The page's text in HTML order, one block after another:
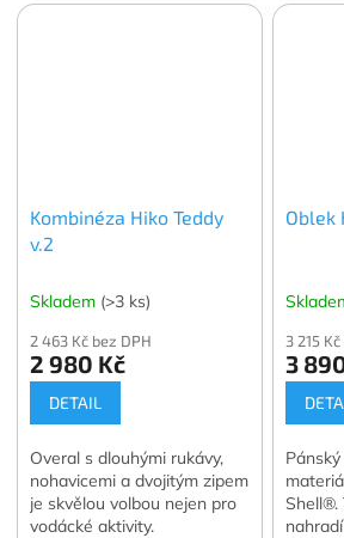
Kombinéza Hiko Teddy
v.2
Skladem (>3 ks)
2 463 Kč bez DPH
2 980 Kč
DETAIL
Overal s dlouhými rukávy,
nohavicemi a dvojitým zipem
je skvělou volbou nejen pro
vodácké aktivity.
Oblek
3 215
3
Shell®.